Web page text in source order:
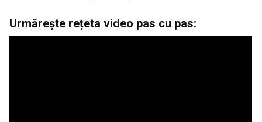
Urmărește rețeta video pas cu pas: